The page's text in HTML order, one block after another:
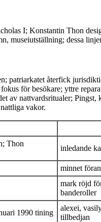
I; Konstantin Thon
museiutställning; dessa
patriarkatet återfick
för besökare; yttre
av nattvardsritualer;
vakor.
Thon
inledande
minnet
mark röjd
banderoller
1990 tining
alexei,
tillbedjan